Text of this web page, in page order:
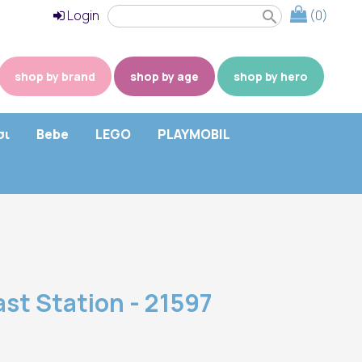
(0)
search
Login
shop by brand shop by age shop by hero
Bebe LEGO PLAYMOBIL
Station - 21597